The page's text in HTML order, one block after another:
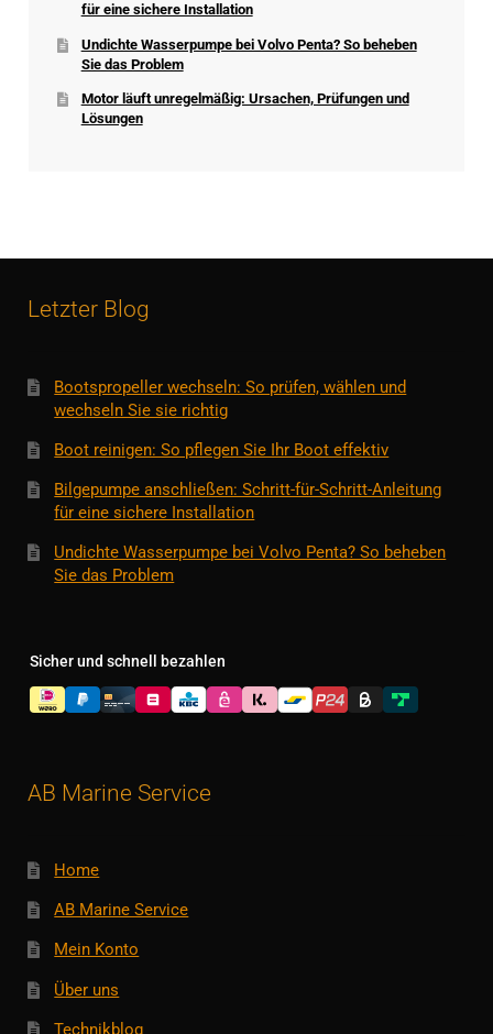
für eine sichere Installation
Undichte Wasserpumpe bei Volvo Penta? So beheben
Sie das Problem
Motor läuft unregelmäßig: Ursachen, Prüfungen und
Lösungen
Letzter Blog
Bootspropeller wechseln: So prüfen, wählen und
wechseln Sie sie richtig
Boot reinigen: So pflegen Sie Ihr Boot effektiv
Bilgepumpe anschließen: Schritt-für-Schritt-Anleitung
für eine sichere Installation
Undichte Wasserpumpe bei Volvo Penta? So beheben
Sie das Problem
Sicher und schnell bezahlen
AB Marine Service
Home
AB Marine Service
Mein Konto
Über uns
Technikblog